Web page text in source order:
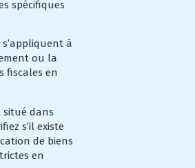
spécifiques
à
ou la
fiscales en
situé dans
s’il existe
de biens
en